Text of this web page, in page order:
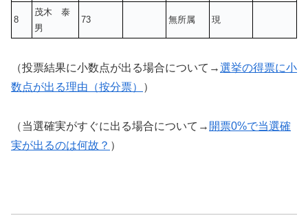
8
茂木 泰
男
73 無所属 現
（投票結果に小数点が出る場合について→選挙の得票に小
数点が出る理由（按分票）
）
（当選確実がすぐに出る場合について→ 開票0%で当選確
実が出るのは何故？ ）